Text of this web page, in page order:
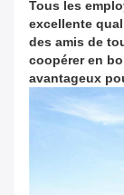
Tous les
excellente
des amis de
coopérer en
avantageux